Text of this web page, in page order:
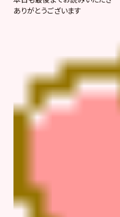
ありがとうございます